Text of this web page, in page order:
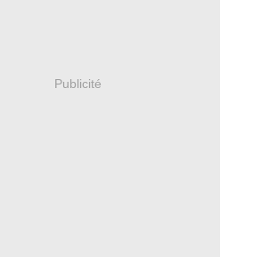
Publicité